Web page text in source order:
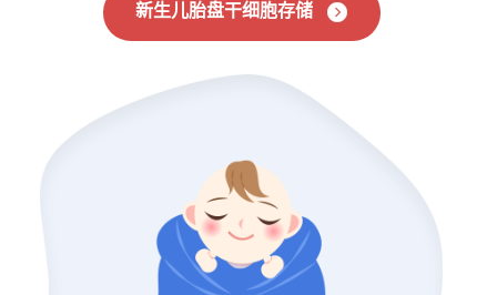
新生儿胎盘干细胞存储